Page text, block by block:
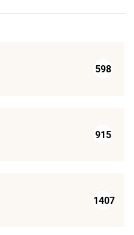
598
915
1407